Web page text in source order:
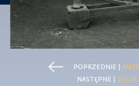
POPRZEDNIE |
NASTĘPNE |